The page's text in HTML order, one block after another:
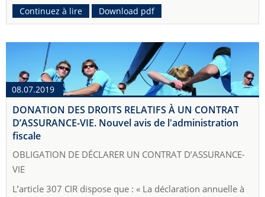
Continuez à lire Download pdf
08.07.2019
DONATION DES DROITS RELATIFS À UN CONTRAT
D’ASSURANCE-VIE. Nouvel avis de l'administration
fiscale
OBLIGATION DE DÉCLARER UN CONTRAT D’ASSURANCE-
VIE
L’article 307 CIR dispose que : « La déclaration annuelle à